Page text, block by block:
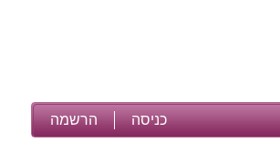
הרשמה כניסה